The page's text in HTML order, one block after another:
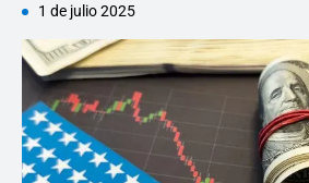
1 de julio 2025